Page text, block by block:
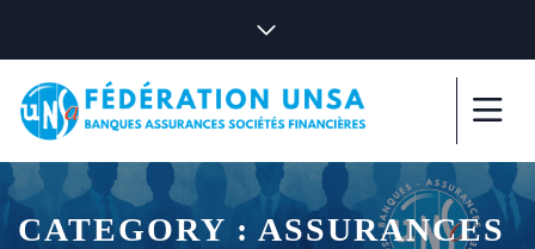
CATEGORY : ASSURANCES